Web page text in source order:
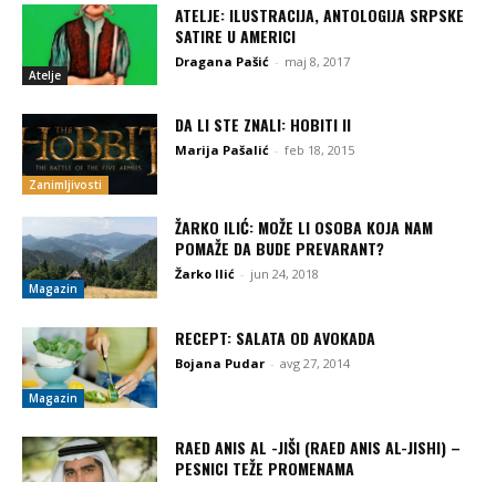
Atelje
ATELJE: ILUSTRACIJA, ANTOLOGIJA SRPSKE
SATIRE U AMERICI
Dragana Pašić - maj 8, 2017
Zanimljivosti
DA LI STE ZNALI: HOBITI II
Marija Pašalić - feb 18, 2015
Magazin
ŽARKO ILIĆ: MOŽE LI OSOBA KOJA NAM
POMAŽE DA BUDE PREVARANT?
Žarko Ilić - jun 24, 2018
Magazin
RECEPT: SALATA OD AVOKADA
Bojana Pudar - avg 27, 2014
RAED ANIS AL -JIŠI (RAED ANIS AL-JISHI) –
PESNICI TEŽE PROMENAMA